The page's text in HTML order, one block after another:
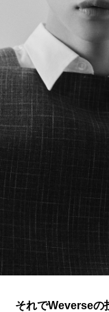
それでWeverseの